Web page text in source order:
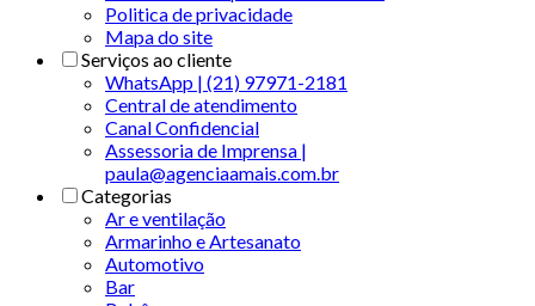
Politica de privacidade
Mapa do site
Serviços ao cliente
WhatsApp | (21) 97971-2181
Central de atendimento
Canal Confidencial
Assessoria de Imprensa |
paula@agenciaamais.com.br
Categorias
Ar e ventilação
Armarinho e Artesanato
Automotivo
Bar